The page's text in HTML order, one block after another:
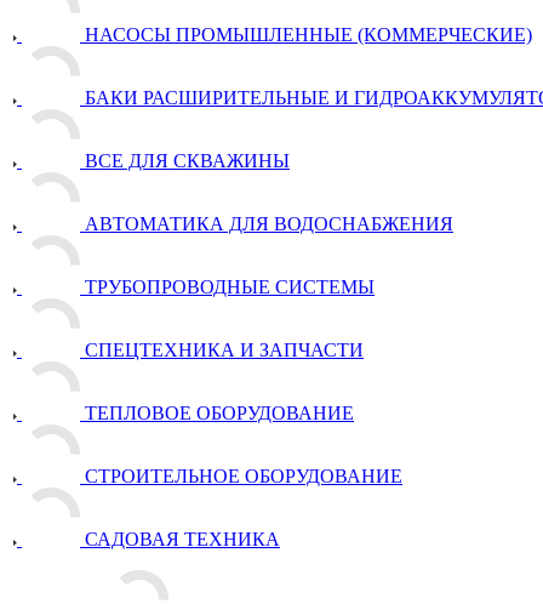
НАСОСЫ ПРОМЫШЛЕННЫЕ (КОММЕРЧЕСКИЕ)
БАКИ РАСШИРИТЕЛЬНЫЕ И
ВСЕ ДЛЯ СКВАЖИНЫ
АВТОМАТИКА ДЛЯ ВОДОСНАБЖЕНИЯ
ТРУБОПРОВОДНЫЕ СИСТЕМЫ
СПЕЦТЕХНИКА И ЗАПЧАСТИ
ТЕПЛОВОЕ ОБОРУДОВАНИЕ
СТРОИТЕЛЬНОЕ ОБОРУДОВАНИЕ
САДОВАЯ ТЕХНИКА